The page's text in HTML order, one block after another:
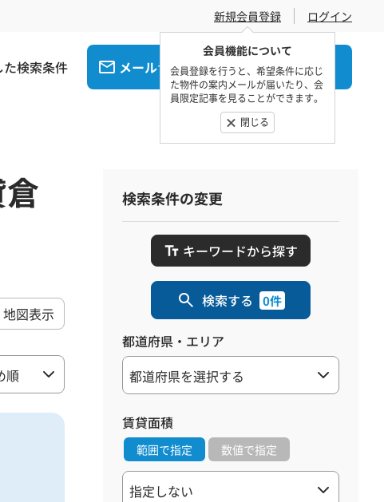
新規会員登録
会員機能について
会員登録を行うと、希望条件に応じ
た物件の案内メールが届いたり、会
員限定記事を見ることができます。
閉じる
ログイン
た検索条件 メールでお問合せ 電話でお問合せ
地図表示
検索条件の変更
キーワードから探す
検索する 0件
都道府県・エリア
賃貸面積
範囲で指定 数値で指定